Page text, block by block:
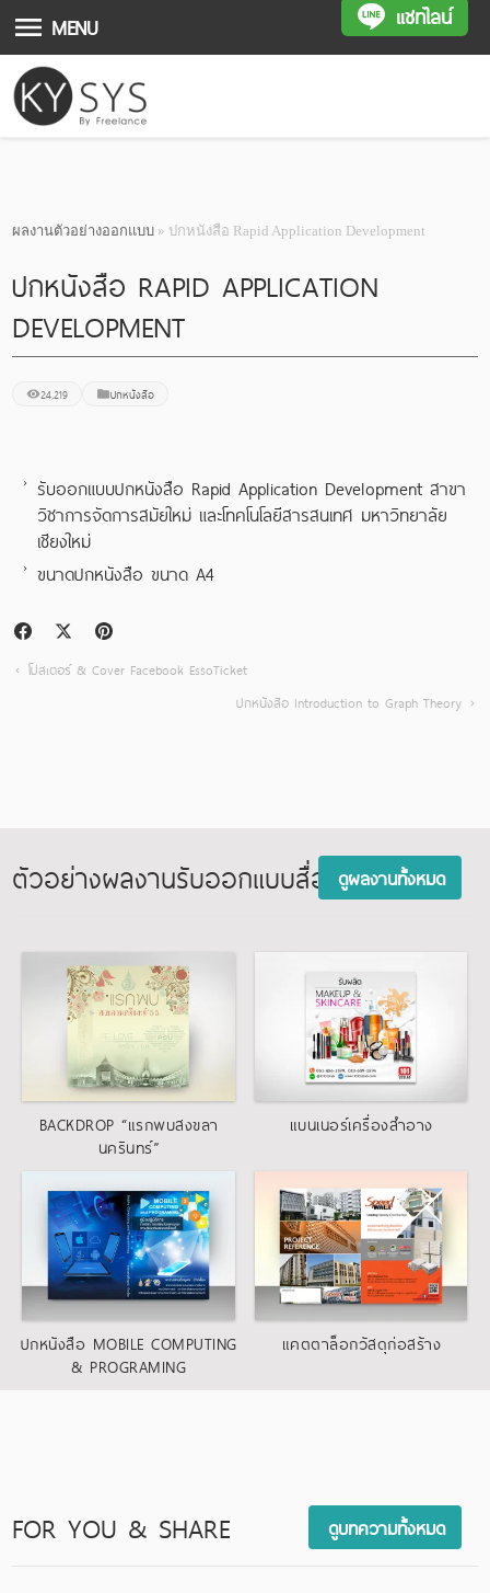
MENU แชทไลน์
ผลงานตัวอย่างออกแบบ » ปกหนังสือ Rapid Application Development
ปกหนังสือ RAPID APPLICATION
DEVELOPMENT
24,219 ปกหนังสือ
รับออกแบบปกหนังสือ Rapid Application Development สาขา
วิชาการจัดการสมัยใหม่ และโทคโนโลยีสารสนเทศ มหาวิทยาลัย
เชียงใหม่
ขนาดปกหนังสือ ขนาด A4
โปสเตอร์ & Cover Facebook EssoTicket
ปกหนังสือ Introduction to Graph Theory
ตัวอย่างผลงานรับออกแบบสื่อสิ่งพิมพ์
ดูผลงานทั้งหมด
BACKDROP “แรกพบสงขลา
นครินทร์”
แบนเนอร์เครื่องสำอาง
ปกหนังสือ MOBILE COMPUTING
& PROGRAMING
แคตตาล็อกวัสดุก่อสร้าง
FOR YOU & SHARE ดูบทความทั้งหมด